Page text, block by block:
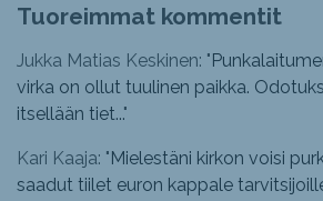
Tuoreimmat kommentit
Jukka Matias Keskinen: "
virka on ollut tuulinen paikka.
itsellään tiet..."
Kari Kaaja: "Mielestäni kirkon voisi
saadut tiilet euron kappale